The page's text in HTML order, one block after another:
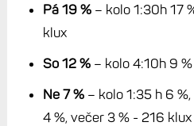
Pá 19 %– kolo 1:30h 17
klux
So 12 %– kolo 4:10h 9
Ne 7 %– kolo 1:35 h 6 %,
4 %, večer 3 % - 216 klux